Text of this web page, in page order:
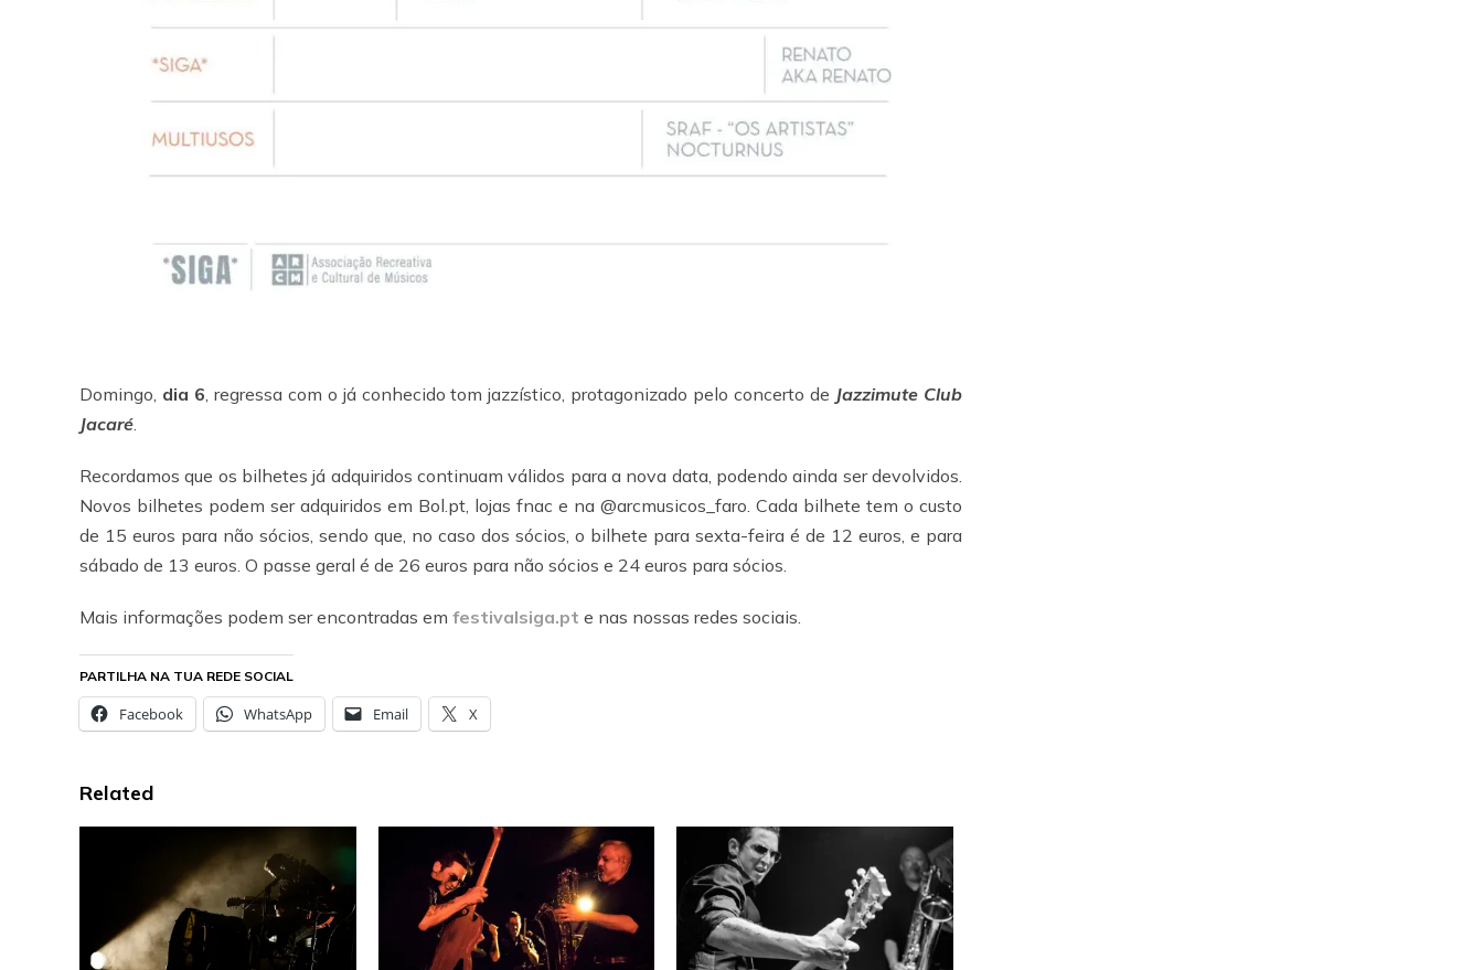
Domingo, dia 6, regressa com o já conhecido tom jazzístico, protagonizado pelo concerto de Jazzimute Club
Jacaré.
Recordamos que os bilhetes já adquiridos continuam válidos para a nova data, podendo ainda ser devolvidos.
Novos bilhetes podem ser adquiridos em Bol.pt, lojas fnac e na @arcmusicos_faro. Cada bilhete tem o custo
de 15 euros para não sócios, sendo que, no caso dos sócios, o bilhete para sexta-feira é de 12 euros, e para
sábado de 13 euros. O passe geral é de 26 euros para não sócios e 24 euros para sócios.
Mais informações podem ser encontradas em festivalsiga.pt e nas nossas redes sociais.
PARTILHA NA TUA REDE SOCIAL
Facebook WhatsApp Email X
Related